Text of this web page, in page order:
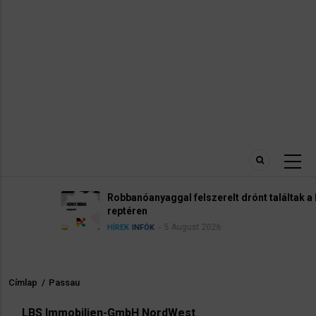
Robbanóanyaggal felszerelt drónt találtak a lipcsei
reptéren
HÍREK INFÓK 5 August 2026
Morzsa
Címlap / Passau
LBS Immobilien-GmbH NordWest